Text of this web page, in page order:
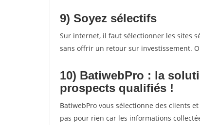
9) Soyez sélectifs
Sur internet, il faut sélectionner les sites
sans offrir un retour sur investissement.
10) BatiwebPro : la
prospects qualifiés !
BatiwebPro vous sélectionne des clients
pas pour rien car les informations